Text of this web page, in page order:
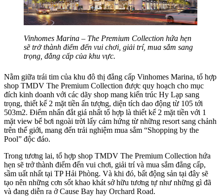
Vinhomes Marina – The Premium Collection hứa hẹn
sẽ trở thành điểm đến vui chơi, giải trí, mua sắm sang
trọng, đẳng cấp của khu vực.
Nằm giữa trái tim của khu đô thị đẳng cấp Vinhomes Marina, tổ hợp
shop TMDV The Premium Collection được quy hoạch cho mục
đích kinh doanh với các dãy shop mang kiến trúc Hy Lạp sang
trọng, thiết kế 2 mặt tiền ấn tượng, diện tích dao động từ 105 tới
503m2. Điểm nhấn đắt giá nhất tổ hợp là thiết kế 2 mặt tiền với 1
mặt view bể bơi ngoài trời lấy cảm hứng từ những resort sang chảnh
trên thế giới, mang đến trải nghiệm mua sắm “Shopping by the
Pool” độc đáo.
Trong tương lai, tổ hợp shop TMDV The Premium Collection hứa
hẹn sẽ trở thành điểm đến vui chơi, giải trí và mua sắm đẳng cấp,
sầm uất nhất tại TP Hải Phòng. Và khi đó, bất động sản tại đây sẽ
tạo nên những cơn sốt khao khát sở hữu tương tự như những gì đã
và đang diễn ra ở Cause Bay hay Orchard Road.